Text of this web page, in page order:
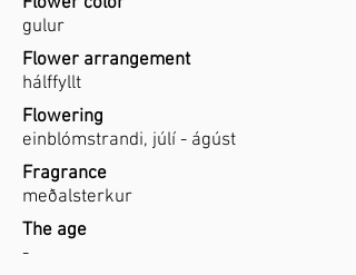
gulur
Flower arrangement
hálffyllt
Flowering
einblómstrandi, júlí - ágúst
Fragrance
meðalsterkur
The age
-